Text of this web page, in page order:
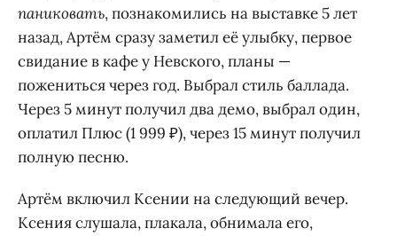
паниковать, познакомились на выставке 5 лет
назад, Артём сразу заметил её улыбку, первое
свидание в кафе у Невского, планы —
пожениться через год. Выбрал стиль баллада.
Через 5 минут получил два демо, выбрал один,
оплатил Плюс (1 999 ₽), через 15 минут получил
полную песню.
Артём включил Ксении на следующий вечер.
Ксения слушала, плакала, обнимала его,